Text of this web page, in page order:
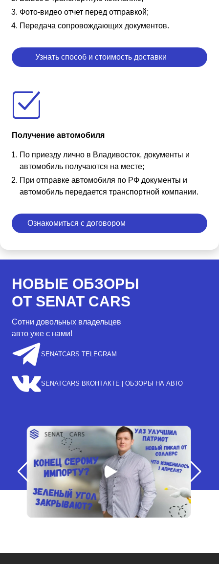
Фото-видео отчет перед отправкой;
Передача сопровождающих документов.
Узнать способ и стоимость доставки
Получение автомобиля
По приезду лично в Владивосток, документы и
автомобиль получаются на месте;
При отправке автомобиля по РФ документы и
автомобиль передается транспортной компании.
Ознакомиться с договором
НОВЫЕ ОБЗОРЫ
ОТ SENAT CARS
Сотни довольных владельцев
авто уже с нами!
SENATCARS TELEGRAM
SENATCARS ВКОНТАКТЕ | ОБЗОРЫ НА АВТО